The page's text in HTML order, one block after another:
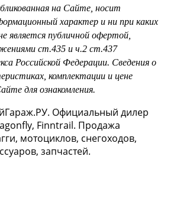
на Сайте, носит
характер и ни при каких
является публичной офертой,
ст.435 и ч.2 ст.437
Российской Федерации. Сведения о
комплектации и цене
для ознакомления.
Официальный дилер
Finntrail. Продажа
мотоциклов, снегоходов,
запчастей.